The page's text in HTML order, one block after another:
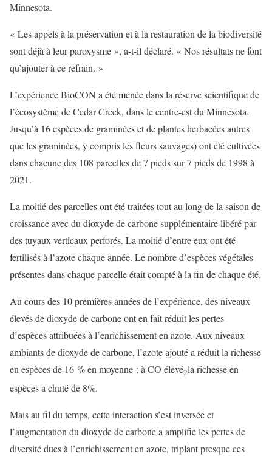
Minnesota.
« Les appels à la préservation et à la restauration de la biodiversité
sont déjà à leur paroxysme », a-t-il déclaré. « Nos résultats ne font
qu’ajouter à ce refrain. »
L’expérience BioCON a été menée dans la réserve scientifique de
l’écosystème de Cedar Creek, dans le centre-est du Minnesota.
Jusqu’à 16 espèces de graminées et de plantes herbacées autres
que les graminées, y compris les fleurs sauvages) ont été cultivées
dans chacune des 108 parcelles de 7 pieds sur 7 pieds de 1998 à
2021.
La moitié des parcelles ont été traitées tout au long de la saison de
croissance avec du dioxyde de carbone supplémentaire libéré par
des tuyaux verticaux perforés. La moitié d’entre eux ont été
fertilisés à l’azote chaque année. Le nombre d’espèces végétales
présentes dans chaque parcelle était compté à la fin de chaque été.
Au cours des 10 premières années de l’expérience, des niveaux
élevés de dioxyde de carbone ont en fait réduit les pertes
d’espèces attribuées à l’enrichissement en azote. Aux niveaux
ambiants de dioxyde de carbone, l’azote ajouté a réduit la richesse
en espèces de 16 % en moyenne ; à CO élevé2la richesse en
espèces a chuté de 8%.
Mais au fil du temps, cette interaction s’est inversée et
l’augmentation du dioxyde de carbone a amplifié les pertes de
diversité dues à l’enrichissement en azote, triplant presque ces